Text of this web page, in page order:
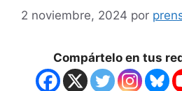
2 noviembre, 2024 por
Compártelo en tus